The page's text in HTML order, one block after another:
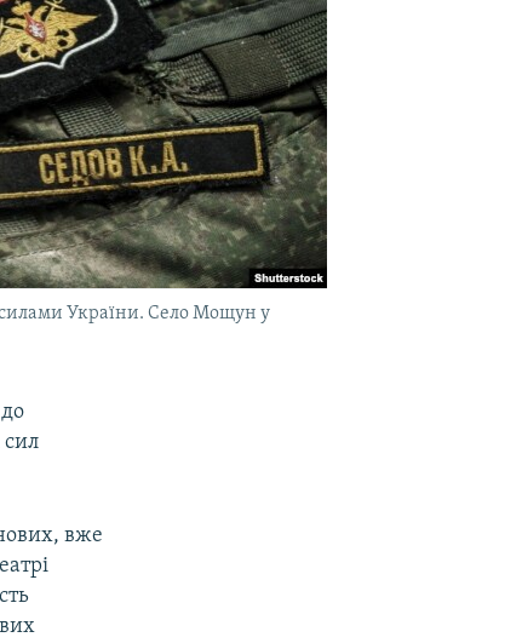
силами України. Село Мощун у
сил
вже